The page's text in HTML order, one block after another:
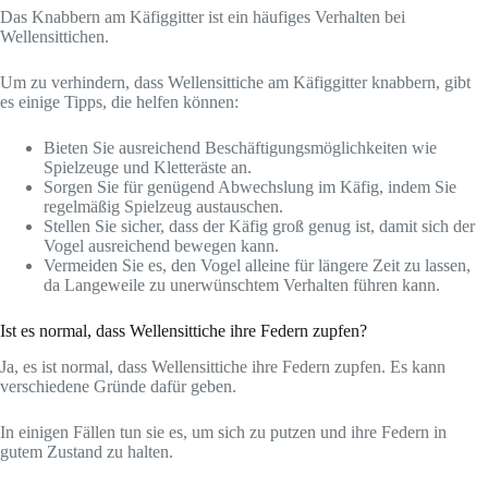
Das Knabbern am Käfiggitter ist ein häufiges Verhalten bei
Wellensittichen.
Um zu verhindern, dass Wellensittiche am Käfiggitter knabbern, gibt
es einige Tipps, die helfen können:
Bieten Sie ausreichend Beschäftigungsmöglichkeiten wie
Spielzeuge und Kletteräste an.
Sorgen Sie für genügend Abwechslung im Käfig, indem Sie
regelmäßig Spielzeug austauschen.
Stellen Sie sicher, dass der Käfig groß genug ist, damit sich der
Vogel ausreichend bewegen kann.
Vermeiden Sie es, den Vogel alleine für längere Zeit zu lassen,
da Langeweile zu unerwünschtem Verhalten führen kann.
Ist es normal, dass Wellensittiche ihre Federn zupfen?
Ja, es ist normal, dass Wellensittiche ihre Federn zupfen. Es kann
verschiedene Gründe dafür geben.
In einigen Fällen tun sie es, um sich zu putzen und ihre Federn in
gutem Zustand zu halten.